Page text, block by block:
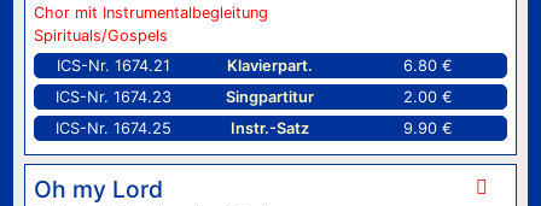
Chor mit Instrumentalbegleitung
Spirituals/Gospels
ICS-Nr. 1674.21
Klavierpart.
6.80 €
ICS-Nr. 1674.23
Singpartitur
2.00 €
ICS-Nr. 1674.25
Instr.-Satz 9.90 €
Oh my Lord